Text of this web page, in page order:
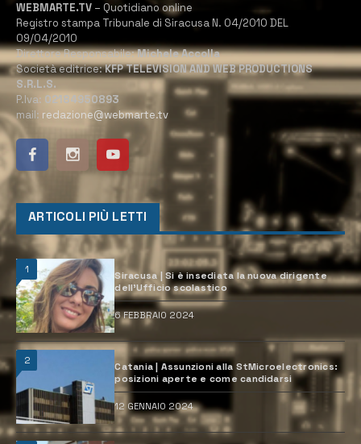
WEBMARTE.TV – Quotidiano online
Registro stampa Tribunale di Siracusa N. 04/2010 DEL
09/04/2010
Direttore Responsabile:Michele Accolla
Società editrice:KFP TELEVISION AND WEB PRODUCTIONS
S.R.L.S.
P.Iva: 02184950893
mail: redazione@webmarte.tv
ARTICOLI PIÙ LETTI
1
Siracusa | Si è insediata la nuova dirigente
dell’Ufficio scolastico
6 FEBBRAIO 2024
2
Catania | Assunzioni alla StMicroelectronics:
posizioni aperte e come candidarsi
12 GENNAIO 2024